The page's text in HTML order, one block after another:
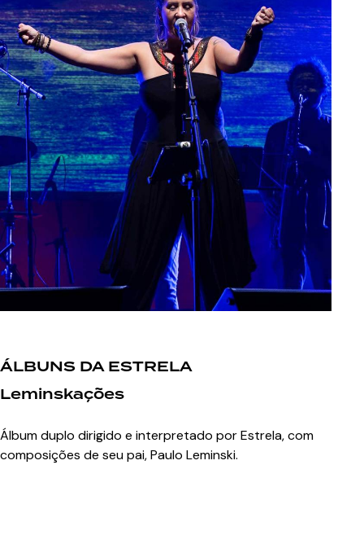
ÁLBUNS DA ESTRELA
Leminskações
Álbum duplo dirigido e interpretado por Estrela, com
composições de seu pai, Paulo Leminski.